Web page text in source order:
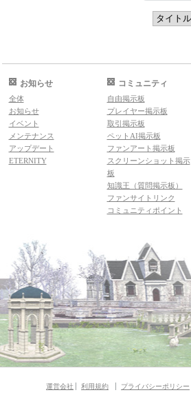
お知らせ
全体
お知らせ
イベント
メンテナンス
アップデート
ETERNITY
コミュニティ
自由掲示板
プレイヤー掲示板
取引掲示板
ペットAI掲示板
ファンアート掲示板
スクリーンショット掲示
板
知識王（質問掲示板）
ファンサイトリンク
コミュニティポイント
運営会社 利用規約 プライバシーポリシー